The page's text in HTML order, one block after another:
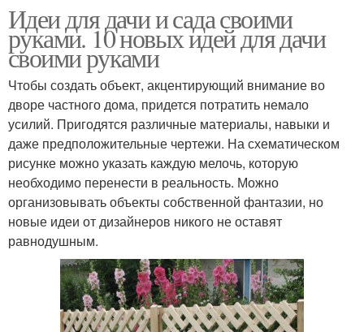
Идеи для дачи и сада своими
руками. 10 новых идей для дачи
своими руками
Чтобы создать объект, акцентирующий внимание во
дворе частного дома, придется потратить немало
усилий. Пригодятся различные материалы, навыки и
даже предположительные чертежи. На схематическом
рисунке можно указать каждую мелочь, которую
необходимо перенести в реальность. Можно
организовывать объекты собственной фантазии, но
новые идеи от дизайнеров никого не оставят
равнодушным.